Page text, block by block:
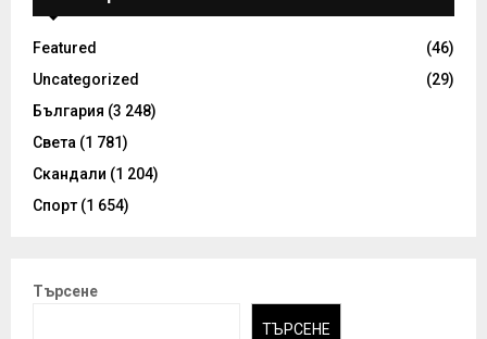
Featured
(46)
Uncategorized
(29)
България (3 248)
Света (1 781)
Скандали (1 204)
Спорт (1 654)
Търсене
ТЪРСЕНЕ